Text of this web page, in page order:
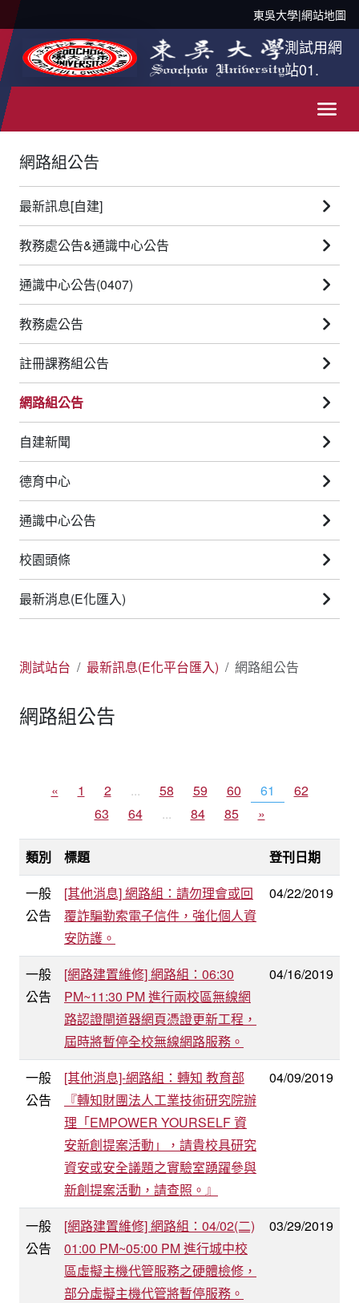
東吳大學|網站地圖
測試用網
站01.
網路組公告
最新訊息[自建]
教務處公告&通識中心公告
通識中心公告(0407)
教務處公告
註冊課務組公告
網路組公告
自建新聞
德育中心
通識中心公告
校園頭條
最新消息(E化匯入)
測試站台 最新訊息(E化平台匯入) 網路組公告
網路組公告
« 1 2 ... 58 59 60 61
62
63
64 ... 84 85 »
類別 標題
登刊日期
一般
公告
[其他消息] 網路組：請勿理會或回
覆詐騙勒索電子信件，強化個人資
安防護。
04/22/2019
一般
公告
[網路建置維修] 網路組：06:30
PM~11:30 PM 進行兩校區無線網
路認證閘道器網頁憑證更新工程，
屆時將暫停全校無線網路服務。
04/16/2019
一般
公告
[其他消息]-網路組：轉知 教育部
『轉知財團法人工業技術研究院辦
理「EMPOWER YOURSELF 資
安新創提案活動」，請貴校具研究
資安或安全議題之實驗室踴躍參與
新創提案活動，請查照。』
04/09/2019
一般
公告
[網路建置維修] 網路組：04/02(二)
01:00 PM~05:00 PM 進行城中校
區虛擬主機代管服務之硬體檢修，
部分虛擬主機代管將暫停服務。
03/29/2019